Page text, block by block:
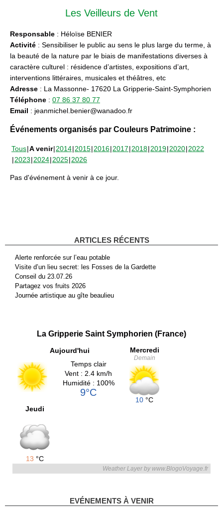
Les Veilleurs de Vent
Responsable : Héloïse BENIER
Activité : Sensibiliser le public au sens le plus large du terme, à
la beauté de la nature par le biais de manifestations diverses à
caractère culturel : résidence d’artistes, expositions d’art,
interventions littéraires, musicales et théâtres, etc
Adresse : La Massonne- 17620 La Gripperie-Saint-Symphorien
Téléphone : 07 86 37 80 77
Email : jeanmichel.benier@wanadoo.fr
Événements organisés par Couleurs Patrimoine :
Tous A venir 2014 2015 2016 2017 2018 2019 2020 2022
2023 2024 2025 2026
Pas d'événement à venir à ce jour.
ARTICLES RÉCENTS
Alerte renforcée sur l’eau potable
Visite d’un lieu secret: les Fosses de la Gardette
Conseil du 23.07.26
Partagez vos fruits 2026
Journée artistique au gîte beaulieu
La Gripperie Saint Symphorien (France)
Aujourd'hui
Temps clair
Vent : 2.4 km/h
Humidité : 100%
9°C
Mercredi
Demain
10 °C
Jeudi
13 °C
Weather Layer by www.BlogoVoyage.fr
EVÉNEMENTS À VENIR